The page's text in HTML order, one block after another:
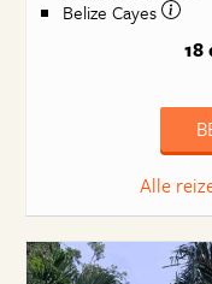
Belize Cayes
18
Alle